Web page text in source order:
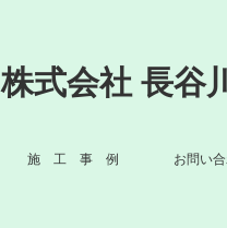
株式会社 長谷
施 工 事 例 お問い